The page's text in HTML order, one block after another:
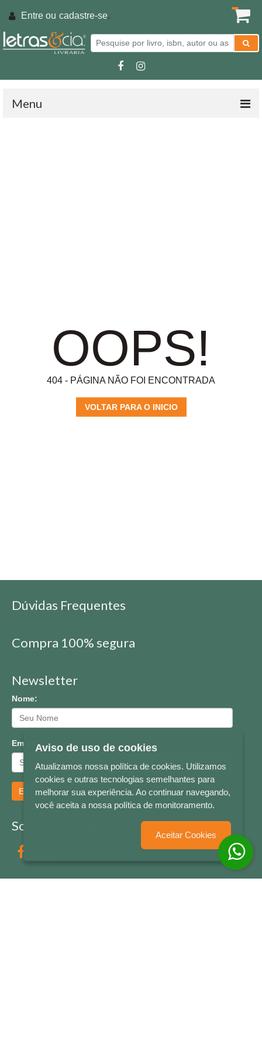
Entre ou cadastre-se.
Menu
OOPS!
404 - PÁGINA NÃO FOI ENCONTRADA
VOLTAR PARA O INICIO
Dúvidas Frequentes
Compra 100% segura
Newsletter
Nome:
Email:
Enviar
Socialize conosco
Aviso de uso de cookies
Atualizamos nossa política de cookies. Utilizamos
cookies e outras tecnologias semelhantes para
melhorar sua experiência. Ao continuar navegando,
você aceita a nossa política de monitoramento.
Aceitar Cookies